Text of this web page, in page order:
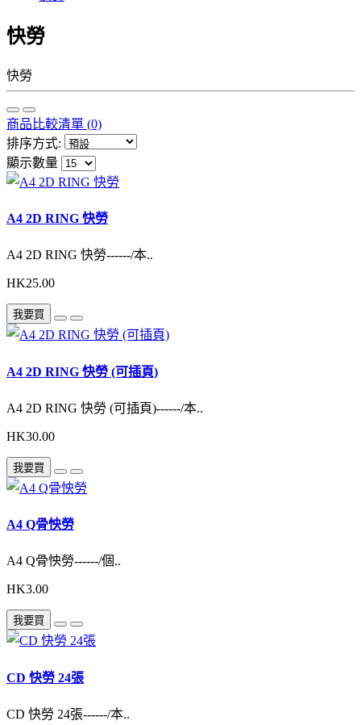
快勞
快勞
商品比較清單 (0)
排序方式:
顯示數量
A4 2D RING 快勞
A4 2D RING 快勞------/本..
HK25.00
我要買
A4 2D RING 快勞 (可插頁)
A4 2D RING 快勞 (可插頁)------/本..
HK30.00
我要買
A4 Q骨怏勞
A4 Q骨怏勞------/個..
HK3.00
我要買
CD 快勞 24張
CD 快勞 24張------/本..